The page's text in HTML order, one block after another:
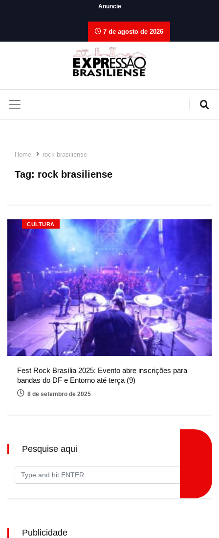
Anuncie
7 de agosto de 2026
Home rock brasiliense
Tag: rock brasiliense
CULTURA
Fest Rock Brasília 2025: Evento abre inscrições para
bandas do DF e Entorno até terça (9)
8 de setembro de 2025
Pesquise aqui
Publicidade